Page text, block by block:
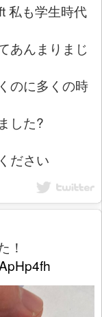
私も学生時代
あんまりまじ
のに多くの時
した?
ださい
！